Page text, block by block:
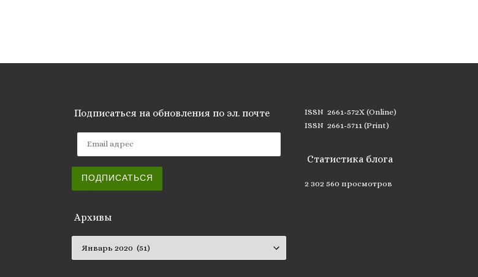
Подписаться на обновления по эл. почте
ПОДПИСАТЬСЯ
Архивы
ISSN 2661-572X (Online)
ISSN 2661-5711 (Print)
Статистика блога
2 302 560 просмотров